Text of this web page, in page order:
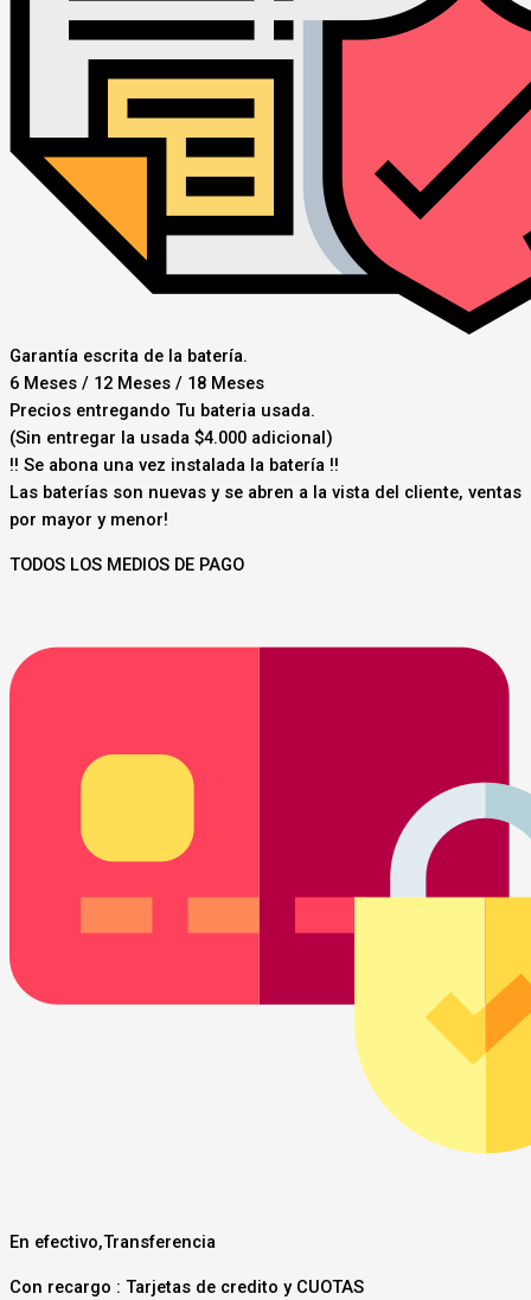
Garantía escrita de la batería.
6 Meses / 12 Meses / 18 Meses
Precios entregando Tu bateria usada.
(Sin entregar la usada $4.000 adicional)
‼️ Se abona una vez instalada la batería ‼️
Las baterías son nuevas y se abren a la vista del cliente, ventas
por mayor y menor!
TODOS LOS MEDIOS DE PAGO
En efectivo,Transferencia
Con recargo : Tarjetas de credito y CUOTAS